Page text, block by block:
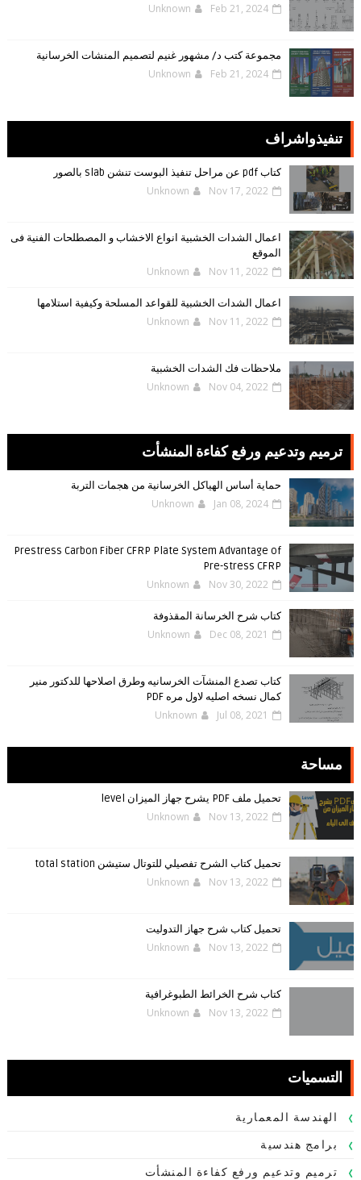
Unknown Feb 21, 2024
مجموعة كتب د/ مشهور غنيم لتصميم المنشات الخرسانية
Unknown Feb 21, 2024
تنفيذواشراف
كتاب pdf عن مراحل تنفيذ البوست تنشن slab بالصور
Unknown Nov 17, 2022
اعمال الشدات الخشبية انواع الاخشاب و المصطلحات الفنية فى
الموقع
Unknown Nov 11, 2022
اعمال الشدات الخشبية للقواعد المسلحة وكيفية استلامها
Unknown Nov 11, 2022
ملاحظات فك الشدات الخشبية
Unknown Nov 04, 2022
ترميم وتدعيم ورفع كفاءة المنشأت
حماية أساس الهياكل الخرسانية من هجمات التربة
Unknown Jan 08, 2024
Prestress Carbon Fiber CFRP Plate System Advantage of
Pre-stress CFRP
Unknown Nov 30, 2022
كتاب شرح الخرسانة المقذوفة
Unknown Dec 08, 2021
كتاب تصدع المنشآت الخرسانيه وطرق اصلاحها للدكتور منير
كمال نسخه اصليه لاول مره PDF
Unknown Jul 08, 2021
مساحة
تحميل ملف PDF يشرح جهاز الميزان level
Unknown Nov 13, 2022
تحميل كتاب الشرح تفصيلي للتوتال ستيشن total station
Unknown Nov 13, 2022
تحميل كتاب شرح جهاز التدوليت
Unknown Nov 13, 2022
كتاب شرح الخرائط الطبوغرافية
Unknown Nov 13, 2022
التسميات
الهندسة المعمارية
برامج هندسية
ترميم وتدعيم ورفع كفاءة المنشأت